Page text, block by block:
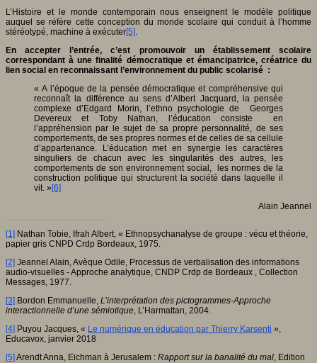
L’Histoire et le monde contemporain nous enseignent le modèle politique
auquel se réfère cette conception du monde scolaire qui conduit à l’homme
stéréotypé, machine à exécuter[5].
En accepter l’entrée, c’est promouvoir un établissement scolaire
correspondant à une finalité démocratique et émancipatrice, créatrice du
lien social en reconnaissant l’environnement du public scolarisé :
« A l’époque de la pensée démocratique et compréhensive qui
reconnaît la différence au sens d’Albert Jacquard, la pensée
complexe d’Edgard Morin, l’ethno psychologie de Georges
Devereux et Toby Nathan, l’éducation consiste en
l’appréhension par le sujet de sa propre personnalité, de ses
comportements, de ses propres normes et de celles de sa cellule
d’appartenance. L’éducation met en synergie les caractères
singuliers de chacun avec les singularités des autres, les
comportements de son environnement social, les normes de la
construction politique qui structurent la société dans laquelle il
vit. » [6]
Alain Jeannel
[1] Nathan Tobie, Ifrah Albert, « Ethnopsychanalyse de groupe : vécu et théorie,
papier gris CNPD Crdp Bordeaux, 1975.
[2] Jeannel Alain, Avèque Odile, Processus de verbalisation des informations
audio-visuelles - Approche analytique, CNDP Crdp de Bordeaux , Collection
Messages, 1977.
[3] Bordon Emmanuelle, L’interprétation des pictogrammes-Approche
interactionnelle d’une sémiotique, L’Harmattan, 2004.
[4] Puyou Jacques, « Le numérique en éducation par Thierry Karsenti »,
Educavox, janvier 2018
[5] Arendt Anna, Eichman à Jerusalem : Rapport sur la banalité du mal, Edition